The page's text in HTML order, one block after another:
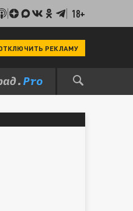
18+
РЕКЛАМУ